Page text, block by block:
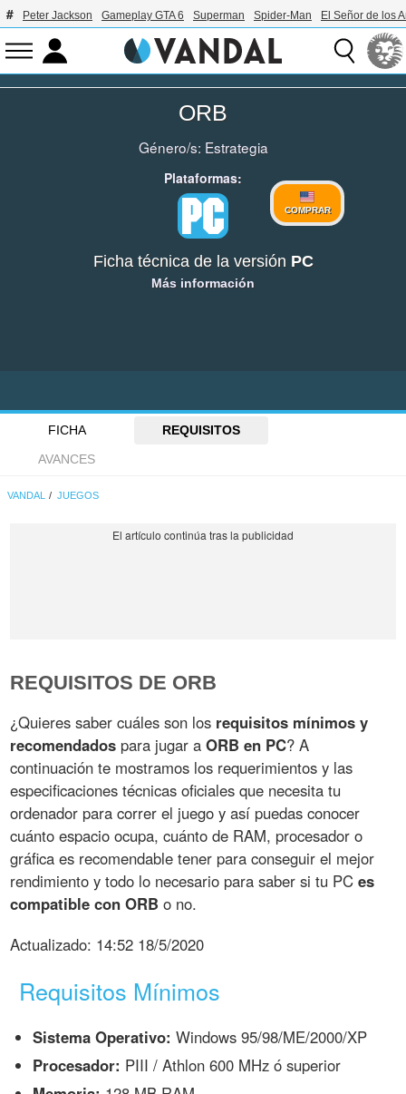
Peter Jackson Gameplay GTA 6 Superman Spider-Man El Señor de los
ORB
Género/s: Estrategia
Plataformas:
COMPRAR
Ficha técnica de la versión PC
Más información
FICHA
REQUISITOS
AVANCES
VANDAL JUEGOS
REQUISITOS DE ORB
¿Quieres saber cuáles son los requisitos mínimos y
recomendados para jugar aORB en PC? A
continuación te mostramos los requerimientos y las
especificaciones técnicas oficiales que necesita tu
ordenador para correr el juego y así puedas conocer
cuánto espacio ocupa, cuánto de RAM, procesador o
gráfica es recomendable tener para conseguir el mejor
rendimiento y todo lo necesario para saber si tu PCes
compatible con ORB o no.
Actualizado: 14:52 18/5/2020
Requisitos Mínimos
Sistema Operativo: Windows 95/98/ME/2000/XP
Procesador: PIII / Athlon 600 MHz ó superior